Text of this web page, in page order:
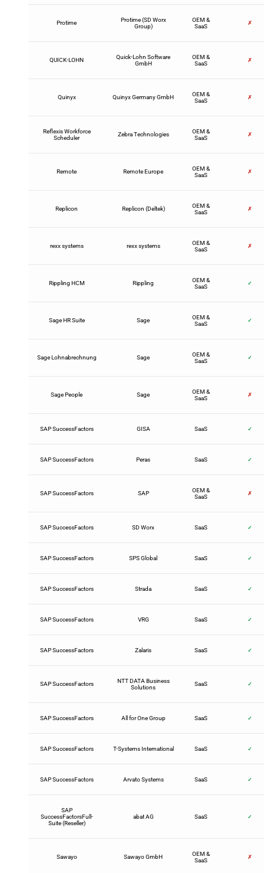
Protime
Protime (SD Worx
Group)
OEM &
SaaS
✗
QUICK-LOHN
Quick-Lohn Software
GmbH
OEM &
SaaS
✗
Quinyx Quinyx Germany GmbH
OEM &
SaaS
✗
Reflexis Workforce
Scheduler
Zebra Technologies
OEM &
SaaS
✗
Remote Remote Europe
OEM &
SaaS
✗
Replicon Replicon (Deltek)
OEM &
SaaS
✗
rexx systems rexx systems
OEM &
SaaS
✗
Rippling HCM Rippling
OEM &
SaaS
✓
Sage HR Suite Sage
OEM &
SaaS
✓
Sage Lohnabrechnung Sage
OEM &
SaaS
✓
Sage People Sage
OEM &
SaaS
✗
SAP SuccessFactors GISA SaaS ✓
SAP SuccessFactors Peras SaaS ✓
SAP SuccessFactors SAP
OEM &
SaaS
✗
SAP SuccessFactors SD Worx SaaS ✓
SAP SuccessFactors SPS Global SaaS ✓
SAP SuccessFactors Strada SaaS ✓
SAP SuccessFactors VRG SaaS ✓
SAP SuccessFactors Zalaris SaaS ✓
SAP SuccessFactors
NTT DATA Business
Solutions
SaaS ✓
SAP SuccessFactors All for One Group SaaS ✓
SAP SuccessFactors T-Systems International SaaS ✓
SAP SuccessFactors Arvato Systems SaaS ✓
SAP
SuccessFactorsFull-
Suite (Reseller)
abat AG SaaS ✓
Sawayo Sawayo GmbH
OEM &
SaaS
✗